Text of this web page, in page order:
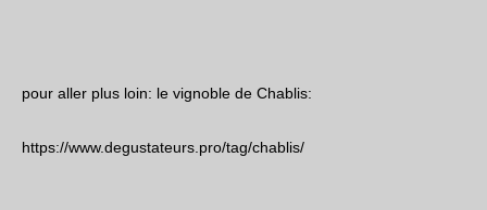
pour aller plus loin: le vignoble de Chablis:
https://www.degustateurs.pro/tag/chablis/